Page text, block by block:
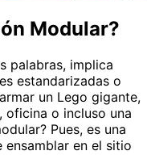
Modular?
palabras, implica
estandarizadas o
un Lego gigante,
oficina o incluso una
Pues, es una
ensamblar en el sitio